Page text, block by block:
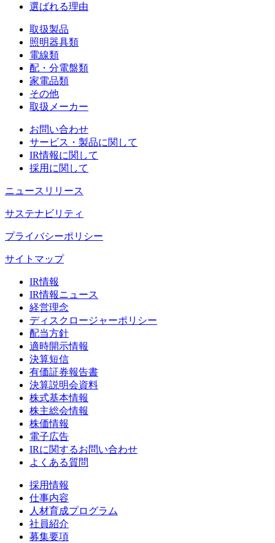
選ばれる理由
取扱製品
照明器具類
電線類
配・分電盤類
家電品類
その他
取扱メーカー
お問い合わせ
サービス・製品に関して
IR情報に関して
採用に関して
ニュースリリース
サステナビリティ
プライバシーポリシー
サイトマップ
IR情報
IR情報ニュース
経営理念
ディスクロージャーポリシー
配当方針
適時開示情報
決算短信
有価証券報告書
決算説明会資料
株式基本情報
株主総会情報
株価情報
電子広告
IRに関するお問い合わせ
よくある質問
採用情報
仕事内容
人材育成プログラム
社員紹介
募集要項